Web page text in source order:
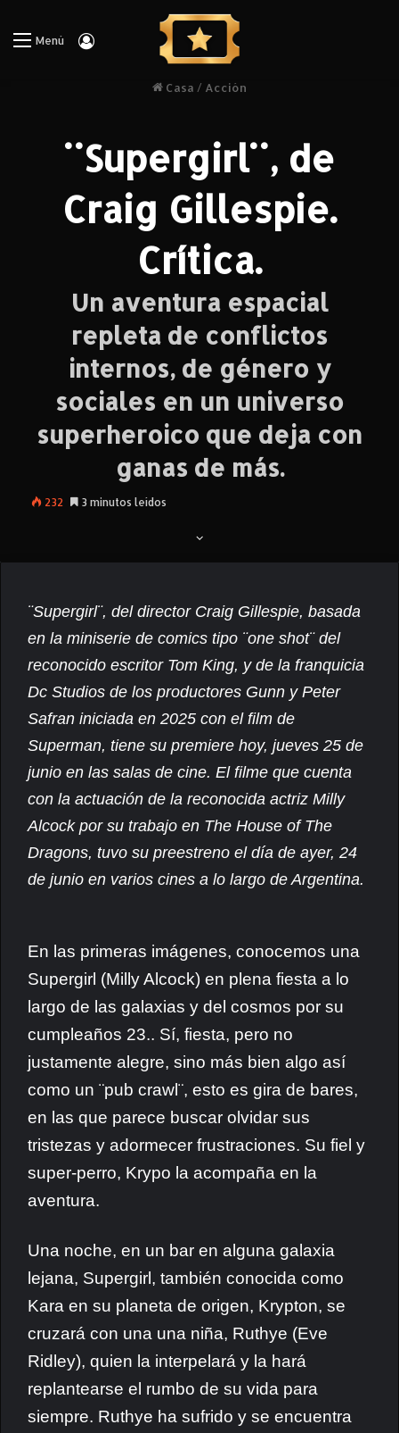
Menú Iniciar Sesión
Casa / Acción
¨Supergirl¨, de
Craig Gillespie.
Crítica.
Un aventura espacial
repleta de conflictos
internos, de género y
sociales en un universo
superheroico que deja con
ganas de más.
232 3 minutos leídos
¨Supergirl¨, del director Craig Gillespie, basada
en la miniserie de comics tipo ¨one shot¨ del
reconocido escritor Tom King, y de la franquicia
Dc Studios de los productores Gunn y Peter
Safran iniciada en 2025 con el film de
Superman, tiene su premiere hoy, jueves 25 de
junio en las salas de cine. El filme que cuenta
con la actuación de la reconocida actriz Milly
Alcock por su trabajo en The House of The
Dragons, tuvo su preestreno el día de ayer, 24
de junio en varios cines a lo largo de Argentina.
En las primeras imágenes, conocemos una
Supergirl (Milly Alcock) en plena fiesta a lo
largo de las galaxias y del cosmos por su
cumpleaños 23.. Sí, fiesta, pero no
justamente alegre, sino más bien algo así
como un ¨pub crawl¨, esto es gira de bares,
en las que parece buscar olvidar sus
tristezas y adormecer frustraciones. Su fiel y
super-perro, Krypo la acompaña en la
aventura.
Una noche, en un bar en alguna galaxia
lejana, Supergirl, también conocida como
Kara en su planeta de origen, Krypton, se
cruzará con una una niña, Ruthye (Eve
Ridley), quien la interpelará y la hará
replantearse el rumbo de su vida para
siempre. Ruthye ha sufrido y se encuentra